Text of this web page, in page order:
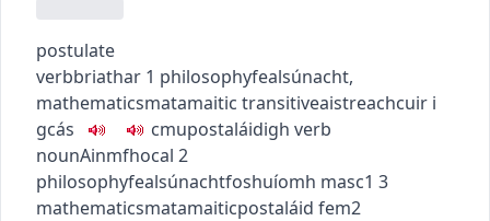
postulate
verbbriathar 1 philosophyfealsúnacht,
mathematicsmatamaitic transitiveaistreachcuir i
gcás
cmupostaláidigh verb
nounAinmfhocal 2
philosophyfealsúnachtfoshuíomh masc1 3
mathematicsmatamaiticpostaláid fem2